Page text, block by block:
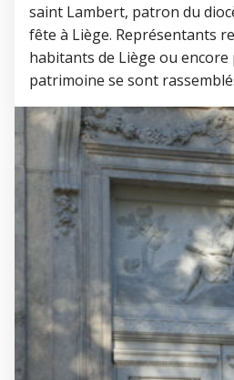
saint Lambert, patron du
fête à Liège. Représentants
habitants de Liège ou encore
patrimoine se sont